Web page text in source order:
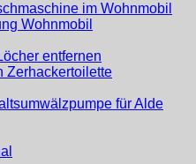
im Wohnmobil
Wohnmobil
entfernen
Zerhackertoilette
für Alde